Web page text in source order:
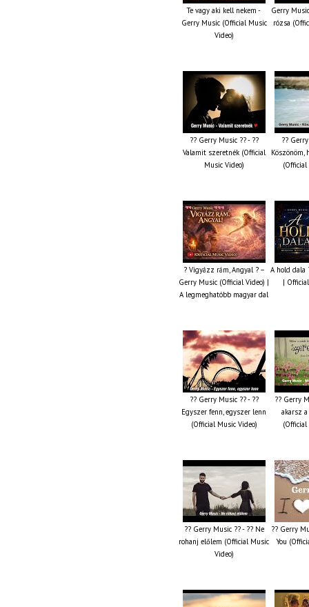
Te vagy aki kell nekem -
Gerry Music (Official Music
Video)
Gerry
rózsa
?? Gerry Music ?? - ??
Valamit szeretnék (Official
Music Video)
??
Köszönöm,
(Official
? Vigyázz rám, Angyal ? –
Gerry Music (Official Video) |
A legmeghatóbb magyar dal
A hold dala
|
?? Gerry Music ?? - ??
Egyszer fenn, egyszer lenn
(Official Music Video)
?? Gerry
akarsz
(Official
?? Gerry Music ?? - ?? Ne
rohanj előlem (Official Music
Video)
?? Gerry
You